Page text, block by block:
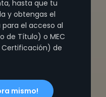
hasta que tu
y obtengas el
el acceso al
de Título) o MEC
Certificación) de
mismo!